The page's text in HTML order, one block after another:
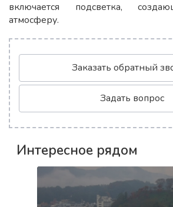
включается подсветка,
атмосферу.
Заказать обратный
Задать вопрос
Интересное рядом